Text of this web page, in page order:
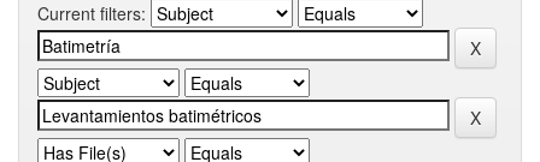
Current filters: